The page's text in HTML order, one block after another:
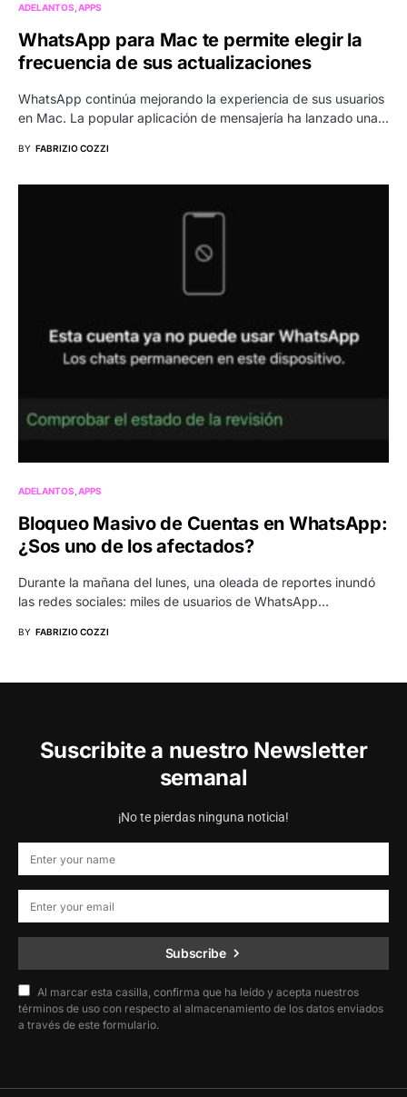
ADELANTOS APPS
WhatsApp para Mac te permite elegir la
frecuencia de sus actualizaciones
WhatsApp continúa mejorando la experiencia de sus usuarios
en Mac. La popular aplicación de mensajería ha lanzado una…
BY FABRIZIO COZZI
ADELANTOS APPS
Bloqueo Masivo de Cuentas en WhatsApp:
¿Sos uno de los afectados?
Durante la mañana del lunes, una oleada de reportes inundó
las redes sociales: miles de usuarios de WhatsApp…
BY FABRIZIO COZZI
Suscribite a nuestro Newsletter
semanal
¡No te pierdas ninguna noticia!
Subscribe
Al marcar esta casilla, confirma que ha leído y acepta nuestros
términos de uso con respecto al almacenamiento de los datos enviados
a través de este formulario.